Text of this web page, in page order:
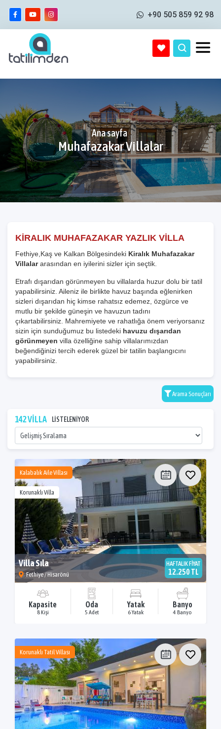
+90 505 859 92 98
Ana sayfa
Muhafazakar Villalar
KİRALIK MUHAFAZAKAR YAZLIK VİLLA
Fethiye,Kaş ve Kalkan Bölgesindeki Kiralık Muhafazakar
Villalararasından en iyilerini sizler için seçtik.
Etrafı dışarıdan görünmeyen bu villalarda huzur dolu bir tatil
yapabilirsiniz. Aileniz ile birlikte havuz başında eğlenirken
sizleri dışarıdan hiç kimse rahatsız edemez, özgürce ve
mutlu bir şekilde güneşin ve havuzun tadını
çıkartabilirsiniz. Mahremiyete ve rahatlığa önem veriyorsanız
sizin için sunduğumuz bu listedeki havuzu dışarıdan
görünmeyen villa özelliğine sahip villalarımızdan
beğendiğinizi tercih ederek güzel bir tatilin başlangıcını
yapabilirsiniz.
Arama Sonuçları
142 VİLLA LİSTELENİYOR
Kalabalık Aile Villası
Korunaklı Villa
Villa Sıla
Fethiye / Hisarönü
HAFTALIK FİYAT
12.250 TL
Kapasite
8 Kişi
Oda
5 Adet
Yatak
6 Yatak
Banyo
4 Banyo
Korunaklı Tatil Villası